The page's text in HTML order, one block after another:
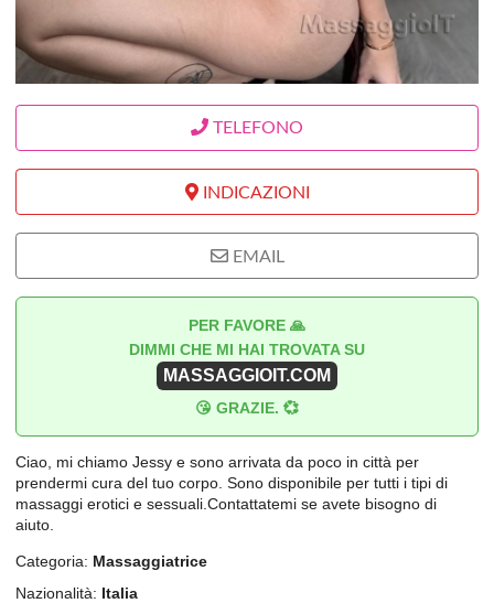
TELEFONO
INDICAZIONI
EMAIL
PER FAVORE 🙏
DIMMI CHE MI HAI TROVATA SU
MASSAGGIOIT.COM
😘 GRAZIE. 💞
Ciao, mi chiamo Jessy e sono arrivata da poco in città per
prendermi cura del tuo corpo. Sono disponibile per tutti i tipi di
massaggi erotici e sessuali.Contattatemi se avete bisogno di
aiuto.
Categoria: Massaggiatrice
Nazionalità: Italia